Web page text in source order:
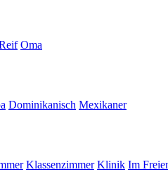
Oma
Dominikanisch Mexikaner
Klassenzimmer Klinik Im